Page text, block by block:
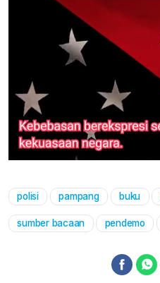
polisi pampang buku
sumber bacaan pendemo